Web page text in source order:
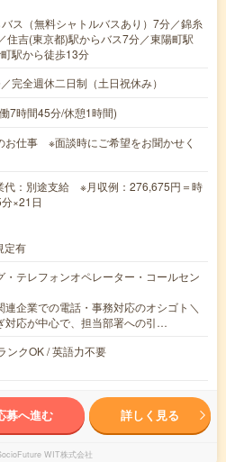
ス（無料シャトルバスあり）7分／錦糸
住吉(東京都)駅からバス7分／東陽町駅
駅から徒歩13分
完全週休二日制（土日祝休み）
7時間45分/休憩1時間)
お仕事 ※面談時にご希望をお聞かせく
：別途支給 ※月収例：276,675円＝時
×21日
定有
・テレフォンオペレーター・コールセン
連企業での電話・事務対応のオシゴト＼
対応が中心で、担当部署への引…
ンクOK / 英語力不要
募へ進む 詳しく見る
WIT株式会社